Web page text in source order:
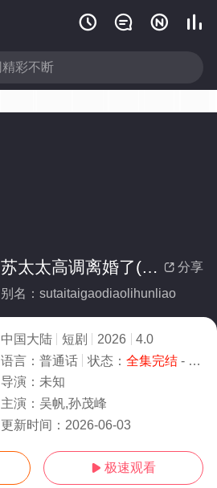
   
 分享
苏太太高调离婚了(全集)
别名：sutaitaigaodiaolihunliao
中国大陆 短剧 2026
4.0
语言： 普通话 状态： 全集完结- 免费在线观看
导演： 未知
主演： 吴帆,孙茂峰
更新时间： 2026-06-03
 极速观看